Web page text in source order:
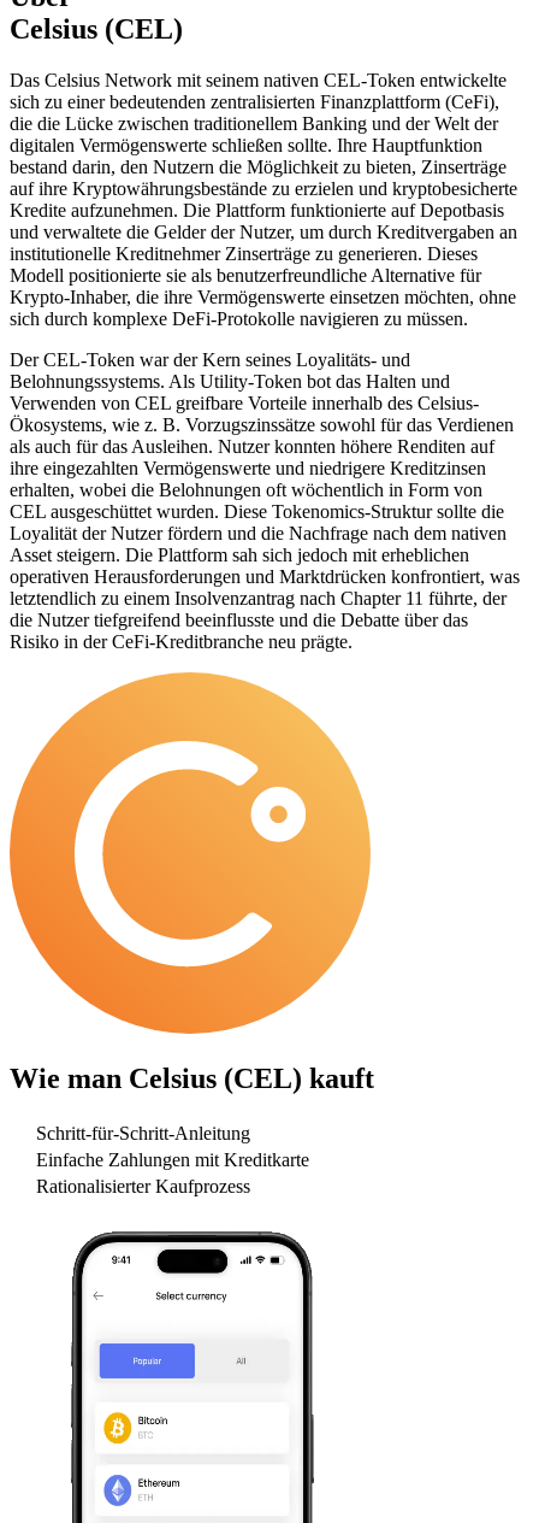
Celsius (CEL)
Das Celsius Network mit seinem nativen CEL-Token entwickelte
sich zu einer bedeutenden zentralisierten Finanzplattform (CeFi),
die die Lücke zwischen traditionellem Banking und der Welt der
digitalen Vermögenswerte schließen sollte. Ihre Hauptfunktion
bestand darin, den Nutzern die Möglichkeit zu bieten, Zinserträge
auf ihre Kryptowährungsbestände zu erzielen und kryptobesicherte
Kredite aufzunehmen. Die Plattform funktionierte auf Depotbasis
und verwaltete die Gelder der Nutzer, um durch Kreditvergaben an
institutionelle Kreditnehmer Zinserträge zu generieren. Dieses
Modell positionierte sie als benutzerfreundliche Alternative für
Krypto-Inhaber, die ihre Vermögenswerte einsetzen möchten, ohne
sich durch komplexe DeFi-Protokolle navigieren zu müssen.
Der CEL-Token war der Kern seines Loyalitäts- und
Belohnungssystems. Als Utility-Token bot das Halten und
Verwenden von CEL greifbare Vorteile innerhalb des Celsius-
Ökosystems, wie z. B. Vorzugszinssätze sowohl für das Verdienen
als auch für das Ausleihen. Nutzer konnten höhere Renditen auf
ihre eingezahlten Vermögenswerte und niedrigere Kreditzinsen
erhalten, wobei die Belohnungen oft wöchentlich in Form von
CEL ausgeschüttet wurden. Diese Tokenomics-Struktur sollte die
Loyalität der Nutzer fördern und die Nachfrage nach dem nativen
Asset steigern. Die Plattform sah sich jedoch mit erheblichen
operativen Herausforderungen und Marktdrücken konfrontiert, was
letztendlich zu einem Insolvenzantrag nach Chapter 11 führte, der
die Nutzer tiefgreifend beeinflusste und die Debatte über das
Risiko in der CeFi-Kreditbranche neu prägte.
Wie man Celsius (CEL) kauft
Schritt-für-Schritt-Anleitung
Einfache Zahlungen mit Kreditkarte
Rationalisierter Kaufprozess